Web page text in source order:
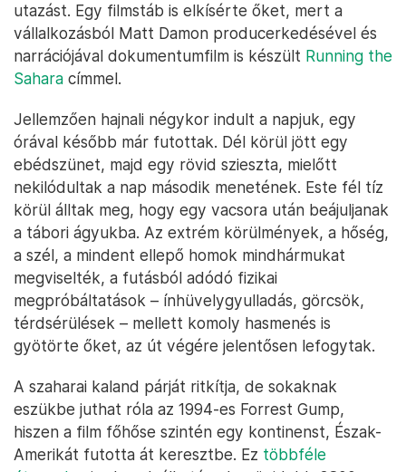
utazást. Egy filmstáb is elkísérte őket, mert a
vállalkozásból Matt Damon producerkedésével és
narrációjával dokumentumfilm is készült Running the
Sahara címmel.
Jellemzően hajnali négykor indult a napjuk, egy
órával később már futottak. Dél körül jött egy
ebédszünet, majd egy rövid szieszta, mielőtt
nekilódultak a nap második menetének. Este fél tíz
körül álltak meg, hogy egy vacsora után beájuljanak
a tábori ágyukba. Az extrém körülmények, a hőség,
a szél, a mindent ellepő homok mindhármukat
megviselték, a futásból adódó fizikai
megpróbáltatások – ínhüvelygyulladás, görcsök,
térdsérülések – mellett komoly hasmenés is
gyötörte őket, az út végére jelentősen lefogytak.
A szaharai kaland párját ritkítja, de sokaknak
eszükbe juthat róla az 1994-es Forrest Gump,
hiszen a film főhőse szintén egy kontinenst, Észak-
Amerikát futotta át keresztbe. Ez többféle